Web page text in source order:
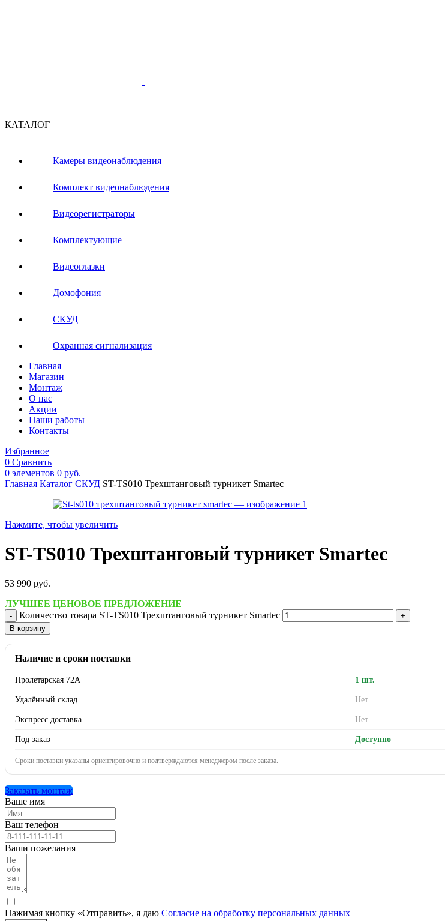
КАТАЛОГ
Камеры видеонаблюдения
Комплект видеонаблюдения
Видеорегистраторы
Комплектующие
Видеоглазки
Домофония
СКУД
Охранная сигнализация
Главная
Магазин
Монтаж
О нас
Акции
Наши работы
Контакты
Избранное
0 Сравнить
0 элементов 0 руб.
Главная Каталог СКУД ST-TS010 Трехштанговый турникет Smartec
Нажмите, чтобы увеличить
ST-TS010 Трехштанговый турникет Smartec
53 990 руб.
ЛУЧШЕЕ ЦЕНОВОЕ ПРЕДЛОЖЕНИЕ
Количество товара ST-TS010 Трехштанговый турникет Smartec
В корзину
Наличие и сроки поставки
Пролетарская 72А 1 шт.
Удалённый склад Нет
Экспресс доставка Нет
Под заказ Доступно
Сроки поставки указаны ориентировочно и подтверждаются менеджером после заказа.
Заказать монтаж
Ваше имя
Ваш телефон
Ваши пожелания
Нажимая кнопку «Отправить», я даю Согласие на обработку персональных данных